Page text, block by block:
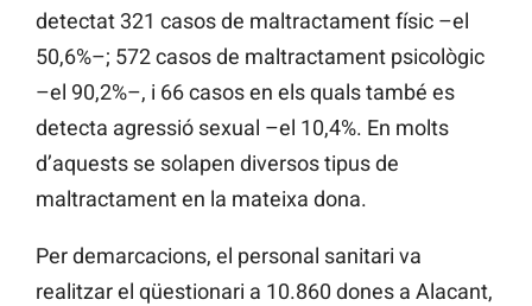
detectat 321 casos de maltractament físic –el
50,6%–; 572 casos de maltractament psicològic
–el 90,2%–, i 66 casos en els quals també es
detecta agressió sexual –el 10,4%. En molts
d’aquests se solapen diversos tipus de
maltractament en la mateixa dona.
Per demarcacions, el personal sanitari va
realitzar el qüestionari a 10.860 dones a Alacant,